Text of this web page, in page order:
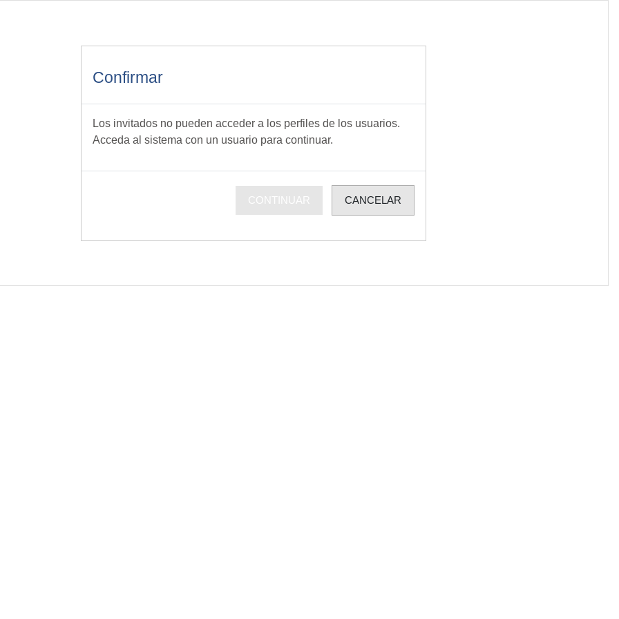
Confirmar
Los invitados no pueden acceder a los perfiles de los usuarios.
Acceda al sistema con un usuario para continuar.
CONTINUAR CANCELAR